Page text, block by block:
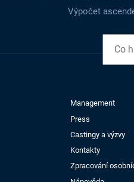
Výpočet
Management
Press
Castingy a výzvy
Kontakty
Zpracování